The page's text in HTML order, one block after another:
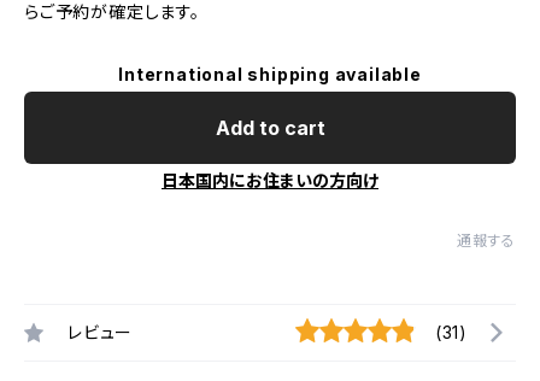
らご予約が確定します。
International shipping available
Add to cart
日本国内にお住まいの方向け
通報する
レビュー (31)